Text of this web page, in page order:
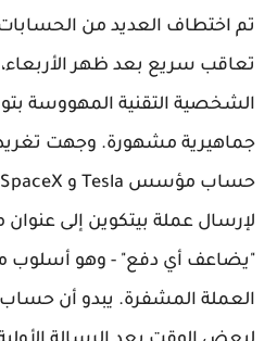
تم اختطاف العديد من
الشخصية التقنية المهووسة
جماهيرية مشهورة. وجهت
لإرسال عملة بيتكوين إلى
"يضاعف أي دفع" - وهو أسلوب